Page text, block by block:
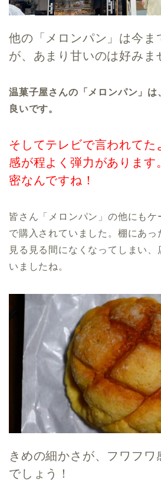
他の「メロンパン」は今ま
が、あまり甘いのは好みま
温菓子屋さんの「メロンパン」
良いです。
そしてテレビで言われてた
感が程よく弾力があります
密なんですね！
皆さん「メロンパン」の他にもケ
で購入されていました。棚にあっ
見る見る間になくなってしまい、
いましたね。
きめの細かさが、フワフワ
でしょう！